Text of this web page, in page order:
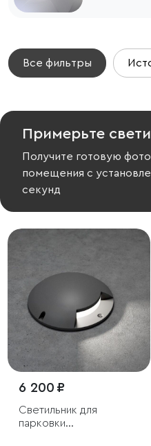
Все фильтры
Примерьте
Получите готовую
помещения с
секунд
6 200 ₽
Светильник для
парковки